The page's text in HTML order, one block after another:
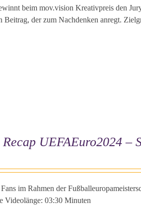
beim mov.vision Kreativpreis den
Beitrag, der zum Nachdenken anregt.
UEFAEuro2024 –
Fans im Rahmen der
Videolänge: 03:30 Minuten